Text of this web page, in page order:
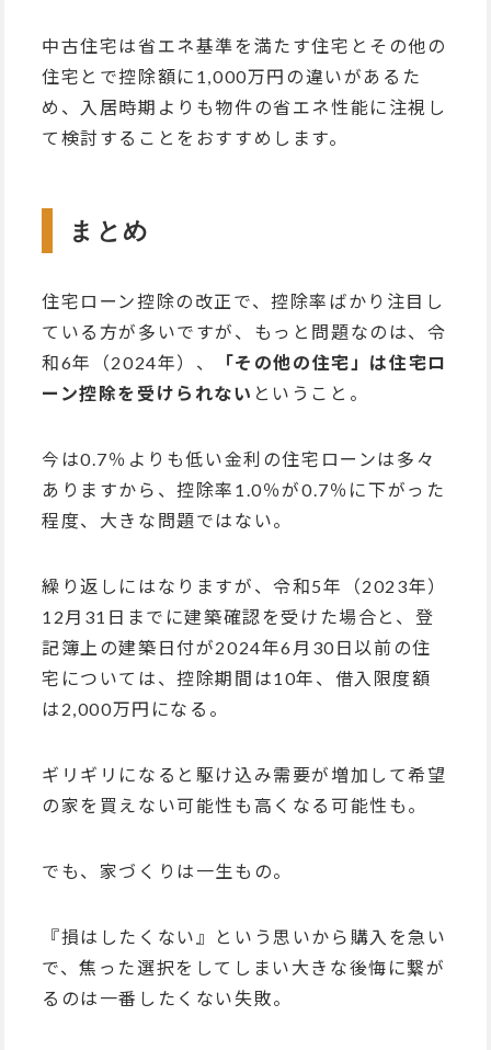
中古住宅は省エネ基準を満たす住宅とその他の
住宅とで控除額に1,000万円の違いがあるた
め、入居時期よりも物件の省エネ性能に注視し
て検討することをおすすめします。
まとめ
住宅ローン控除の改正で、控除率ばかり注目し
ている方が多いですが、もっと問題なのは、 令
和6年（2024年）、
「その他の住宅」は住宅ロ
ーン控除を受けられない ということ。
今は0.7％よりも低い金利の住宅ローンは多々
ありますから、控除率1.0％が0.7％に下がった
程度、大きな問題ではない。
繰り返しにはなりますが、令和5年（2023年）
12月31日までに建築確認を受けた場合と、登
記簿上の建築日付が2024年6月30日以前の住
宅については、控除期間は10年、借入限度額
は2,000万円になる。
ギリギリになると駆け込み需要が増加して希望
の家を買えない可能性も高くなる可能性も。
でも、家づくりは一生もの。
『損はしたくない』という思いから購入を急い
で、焦った選択をしてしまい大きな後悔に繋が
るのは一番したくない失敗。